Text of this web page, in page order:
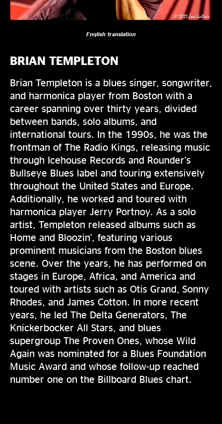
English translation
BRIAN TEMPLETON
Brian Templeton is a blues singer, songwriter,
and harmonica player from Boston with a
career spanning over thirty years, divided
between bands, solo albums, and
international tours. In the 1990s, he was the
frontman of The Radio Kings, releasing music
through Icehouse Records and Rounder’s
Bullseye Blues label and touring extensively
throughout the United States and Europe.
Additionally, he worked and toured with
harmonica player Jerry Portnoy. As a solo
artist, Templeton released albums such as
Home and Bloozin’, featuring various
prominent musicians from the Boston blues
scene. Over the years, he has performed on
stages in Europe, Africa, and America and
toured with artists such as Otis Grand, Sonny
Rhodes, and James Cotton. In more recent
years, he led The Delta Generators, The
Knickerbocker All Stars, and blues
supergroup The Proven Ones, whose Wild
Again was nominated for a Blues Foundation
Music Award and whose follow-up reached
number one on the Billboard Blues chart.